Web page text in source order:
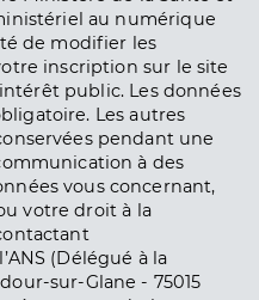
au numérique
de modifier les
inscription sur le site
public. Les données
Les autres
pendant une
à des
vous concernant,
votre droit à la
(Délégué à la
sur-Glane - 75015